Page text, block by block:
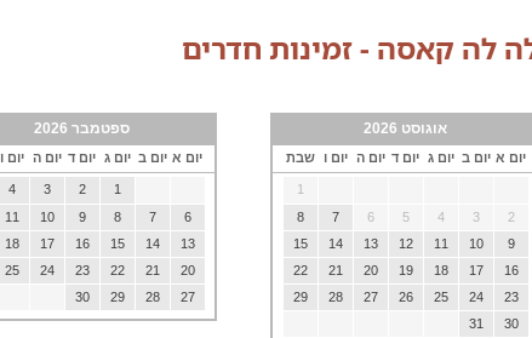
לה קאסה - זמינות חדרים
אוגוסט 2026
יום א יום ב יום ג יום ד יום ה יום ו שבת
1
2
3
4
5
6
7
8
9
10
11
12
13
14
15
16
17
18
19
20
21
22
23
24
25
26
27
28
29
30
31
ספטמבר 2026
יום א יום ב יום ג יום ד יום ה יום ו
1
2
3
4
6
7
8
9
10
11
13
14
15
16
17
18
20
21
22
23
24
25
27
28
29
30